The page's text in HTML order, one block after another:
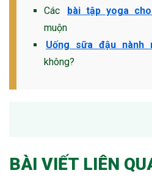
Các bài tập yoga
muộn
Uống sữa đậu
không?
BÀI VIẾT LIÊN